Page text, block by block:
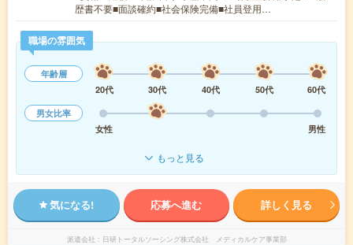
歴書不要■面談確約■社会保険完備■社員登用…
職場の雰囲気
年齢層
20代
30代 40代 50代
60代
男女比率
女性
男性
もっと見る
気になる! 応募へ進む 詳しく見る
派遣会社 日研トータルソーシング株式会社 メディカルケア事業部